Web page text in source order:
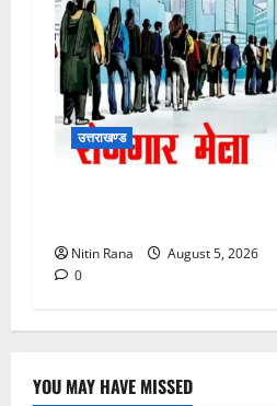
उत्तराखण्ड
Nitin Rana
August 5, 2026
0
YOU MAY HAVE MISSED